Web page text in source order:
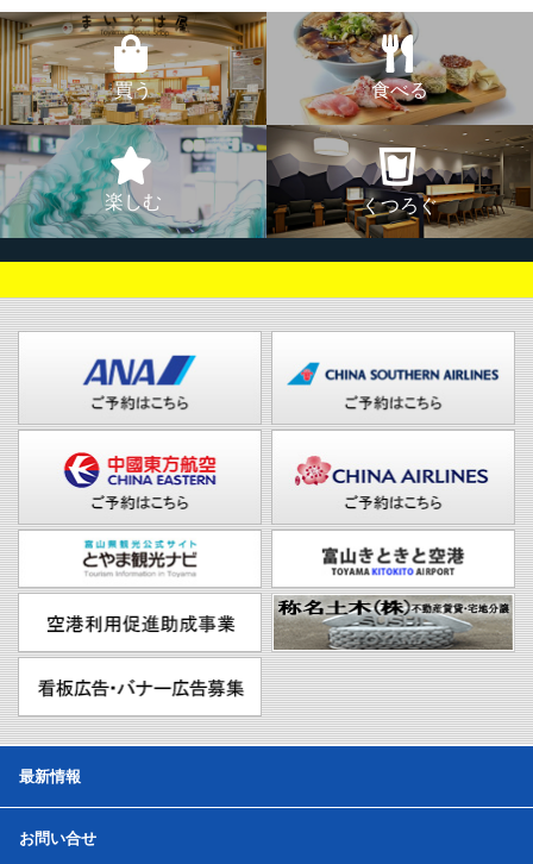
買う 食べる
楽しむ くつろぐ
最新情報
お問い合せ